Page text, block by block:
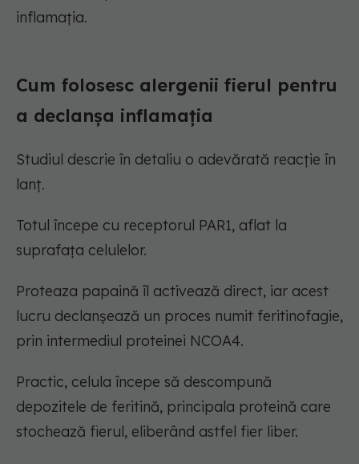
inflamația.
Cum folosesc alergenii fierul pentru
a declanșa inflamația
Studiul descrie în detaliu o adevărată reacție în
lanț.
Totul începe cu receptorul PAR1, aflat la
suprafața celulelor.
Proteaza papaină îl activează direct, iar acest
lucru declanșează un proces numit feritinofagie,
prin intermediul proteinei NCOA4.
Practic, celula începe să descompună
depozitele de feritină, principala proteină care
stochează fierul, eliberând astfel fier liber.